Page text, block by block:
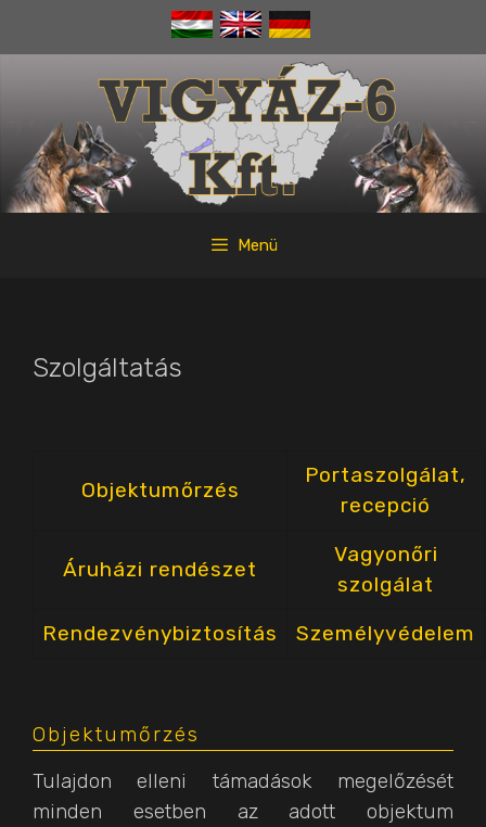
tartalomba
Menü
Szolgáltatás
Objektumőrzés
Portaszolgálat,
recepció
Áruházi rendészet
Vagyonőri
szolgálat
Rendezvénybiztosítás
Személyvédelem
Objektumőrzés
Tulajdon elleni támadások megelőzését
minden esetben az adott objektum